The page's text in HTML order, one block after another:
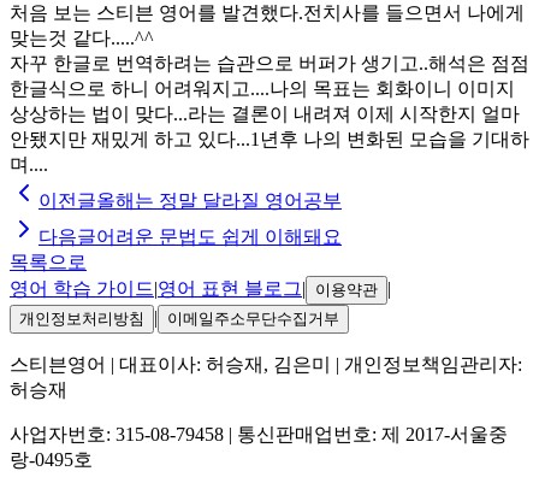
처음 보는 스티븐 영어를 발견했다.전치사를 들으면서 나에게
맞는것 같다.....^^
자꾸 한글로 번역하려는 습관으로 버퍼가 생기고..해석은 점점
한글식으로 하니 어려워지고....나의 목표는 회화이니 이미지
상상하는 법이 맞다...라는 결론이 내려져 이제 시작한지 얼마
안됐지만 재밌게 하고 있다...1년후 나의 변화된 모습을 기대하
며....
이전글올해는 정말 달라질 영어공부
다음글어려운 문법도 쉽게 이해돼요
목록으로
영어 학습 가이드|영어 표현 블로그| 이용약관 |
개인정보처리방침 | 이메일주소무단수집거부
스티븐영어 | 대표이사: 허승재, 김은미
| 개인정보책임관리자:
허승재
사업자번호: 315-08-79458 | 통신판매업번호: 제 2017-서울중
랑-0495호